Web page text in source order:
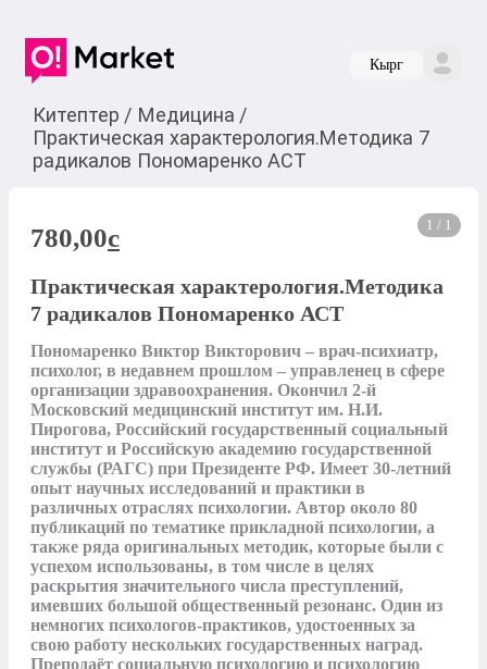
Кырг
Китептер / Медицина /
Практическая характерология.Методика 7
радикалов Пономаренко АСТ
1 / 1
780,00c
Практическая характерология.Методика
7 радикалов Пономаренко АСТ
Пономаренко Виктор Викторович – врач-психиатр,
психолог, в недавнем прошлом – управленец в сфере
организации здравоохранения. Окончил 2-й
Московский медицинский институт им. Н.И.
Пирогова, Российский государственный социальный
институт и Российскую академию государственной
службы (РАГС) при Президенте РФ. Имеет 30-летний
опыт научных исследований и практики в
различных отраслях психологии. Автор около 80
публикаций по тематике прикладной психологии, а
также ряда оригинальных методик, которые были с
успехом использованы, в том числе в целях
раскрытия значительного числа преступлений,
имевших большой общественный резонанс. Один из
немногих психологов-практиков, удостоенных за
свою работу нескольких государственных наград.
Преподаёт социальную психологию и психологию